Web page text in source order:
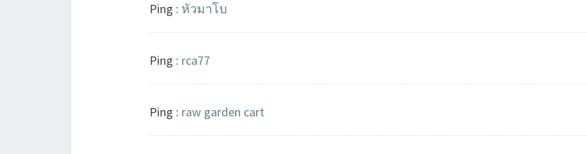
Ping : หัวมาโบ
Ping : rca77
Ping : raw garden cart